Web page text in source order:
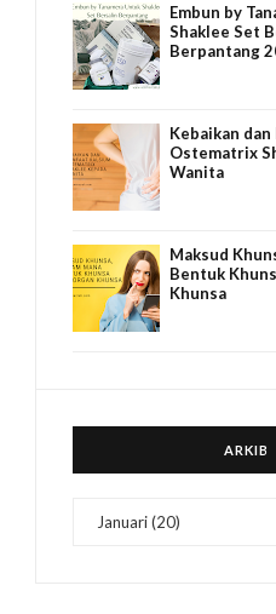
Embun by
Shaklee Set
Berpantang
Kebaikan
Ostematrix
Wanita
Maksud
Bentuk
Khunsa
ARKIB